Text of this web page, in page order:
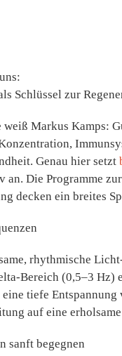
Schlüssel zur
Markus Kamps:
Genau hier setzt
an. Die Programme zur
decken ein breites
rhythmische
Bereich (0,5–3 Hz)
tiefe Entspannung
auf eine
sanft begegnen